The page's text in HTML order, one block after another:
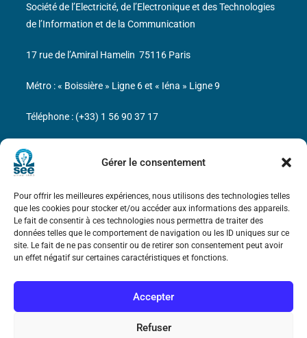
Gérer le consentement
Pour offrir les meilleures expériences, nous utilisons des technologies telles
que les cookies pour stocker et/ou accéder aux informations des appareils.
Le fait de consentir à ces technologies nous permettra de traiter des
données telles que le comportement de navigation ou les ID uniques sur ce
site. Le fait de ne pas consentir ou de retirer son consentement peut avoir
un effet négatif sur certaines caractéristiques et fonctions.
Accepter
Refuser
Bicentenaire des découvertes d’André-
Marie Ampère
Mentions légales
Société de l’Electricité, de l’Electronique et des Technologies
de l’Information et de la Communication
17 rue de l’Amiral Hamelin 75116 Paris
Métro : « Boissière » Ligne 6 et « Iéna » Ligne 9
Téléphone : (+33) 1 56 90 37 17
N° de SIREN : 785 393 232, Code APE : 9412Z TVA intra-
communautaire : FR44 785 393 232